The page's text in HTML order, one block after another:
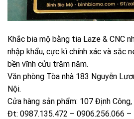
Khắc bia mộ bằng tia Laze & CNC
nhập khẩu, cực kì chính xác và sắc
bền vĩnh cửu trăm năm.
Văn phòng Tòa nhà 183 Nguyễn
Nội.
Cửa hàng sản phẩm: 107 Định
Đt: 0987.135.472 – 0906.256.066 –